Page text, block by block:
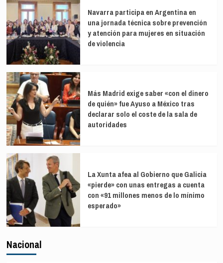
Navarra participa en Argentina en
una jornada técnica sobre prevención
y atención para mujeres en situación
de violencia
Más Madrid exige saber «con el dinero
de quién» fue Ayuso a México tras
declarar solo el coste de la sala de
autoridades
La Xunta afea al Gobierno que Galicia
«pierde» con unas entregas a cuenta
con «91 millones menos de lo mínimo
esperado»
Nacional